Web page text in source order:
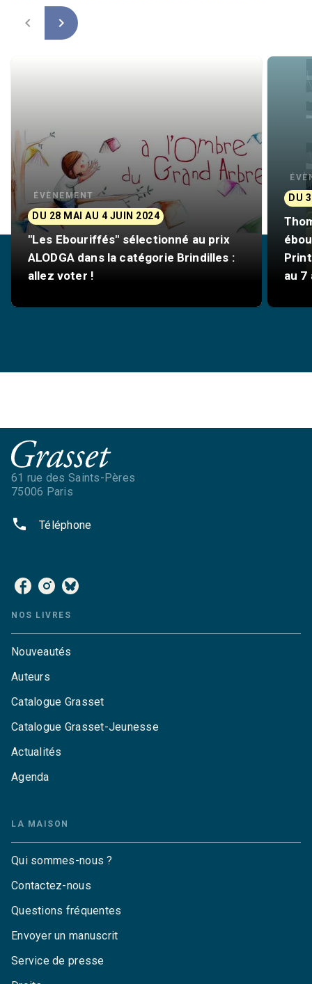
navigate_before navigate_next
ÉVÈNEMENT
DU 28 MAI AU 4 JUIN 2024
"Les Ebouriffés" sélectionné au prix
ALODGA dans la catégorie Brindilles :
allez voter !
DU
au 7
61 rue des Saints-Pères
75006 Paris
phone Téléphone
NOS LIVRES
Nouveautés
Auteurs
Catalogue Grasset
Catalogue Grasset-Jeunesse
Actualités
Agenda
LA MAISON
Qui sommes-nous ?
Contactez-nous
Questions fréquentes
Envoyer un manuscrit
Service de presse